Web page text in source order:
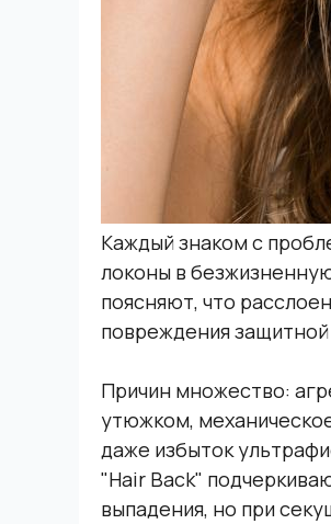
Каждый знаком с
локоны в
поясняют, что
повреждения
Причин множество:
утюжком,
даже избыток
"Hair Back"
выпадения, но при